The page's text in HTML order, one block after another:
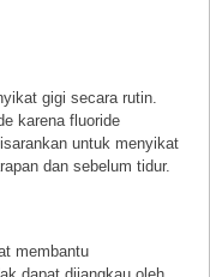
gigi secara rutin.
karena fluoride
untuk menyikat
dan sebelum tidur.
membantu